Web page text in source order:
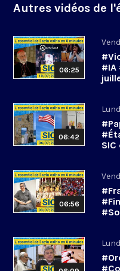
Autres vidéos de
06:25
#IA
06:42
06:56